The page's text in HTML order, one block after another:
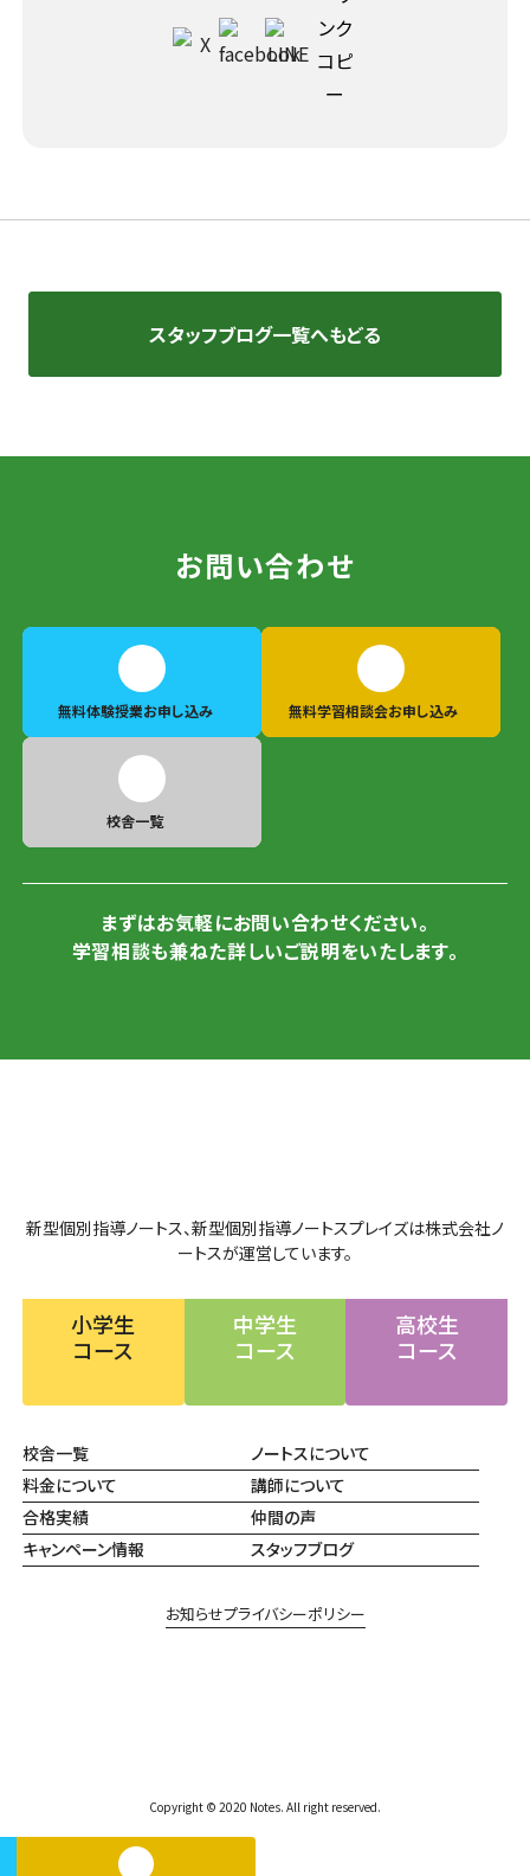
スタッフブログ一覧へもどる
お問い合わせ
無料体験授業お申し込み 無料学習相談会お申し込み
校舎一覧
まずはお気軽にお問い合わせください。
学習相談も兼ねた詳しいご説明をいたします。
新型個別指導ノートス、新型個別指導ノートスプレイズは株式会社ノ
ートスが運営しています。
Copyright © 2020 Notes. All right reserved.
小学生
コース
中学生
コース
高校生
コース
校舎一覧
ノートスについて
料金について
講師について
合格実績
仲間の声
キャンペーン情報
スタッフブログ
お知らせプライバシーポリシー